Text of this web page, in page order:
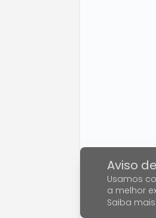
Aviso
Usamos
a melhor
Saiba